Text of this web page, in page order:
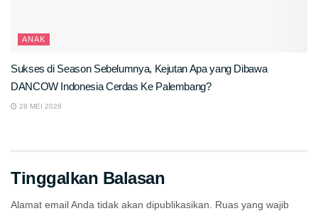
ANAK
Sukses di Season Sebelumnya, Kejutan Apa yang Dibawa
DANCOW Indonesia Cerdas Ke Palembang?
28 MEI 2026
Tinggalkan Balasan
Alamat email Anda tidak akan dipublikasikan.
Ruas yang wajib